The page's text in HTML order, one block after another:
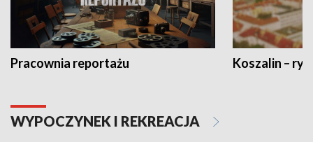
Pracownia reportażu Koszalin –
WYPOCZYNEK I REKREACJA